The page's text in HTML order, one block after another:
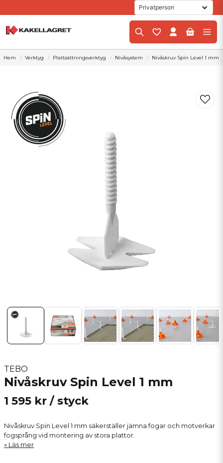
Hem Verktyg Plattsättningsverktyg Nivåsystem Nivåskruv Spin Level 1 mm
TEBO
Nivåskruv Spin Level 1 mm
1 595 kr / styck
Nivåskruv Spin Level 1 mm säkerställer jämna fogar och motverkar
fogsprång vid montering av stora plattor.
Läs mer